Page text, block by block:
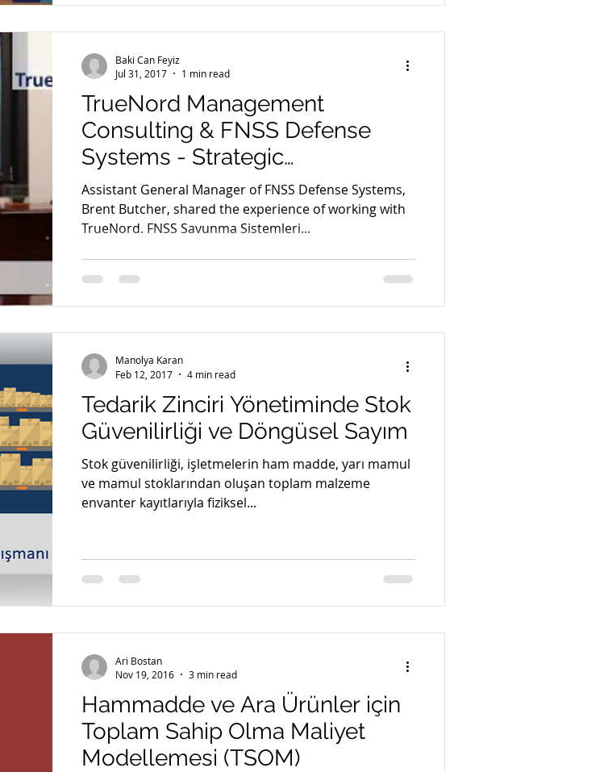
TrueNord Management
Consulting & FNSS Defense
Systems - Strategic
Collaboration
Assistant General Manager of FNSS Defense Systems,
Brent Butcher, shared the experience of working with
TrueNord. FNSS Savunma Sistemleri...
Baki Can Feyiz
Jul 31, 2017
1 min read
Tedarik Zinciri Yönetiminde Stok
Güvenilirliği ve Döngüsel Sayım
Stok güvenilirliği, işletmelerin ham madde, yarı mamul
ve mamul stoklarından oluşan toplam malzeme
envanter kayıtlarıyla fiziksel...
Manolya Karan
Feb 12, 2017
4 min read
Hammadde ve Ara Ürünler için
Toplam Sahip Olma Maliyet
Modellemesi (TSOM)
Ari Bostan
Nov 19, 2016
3 min read